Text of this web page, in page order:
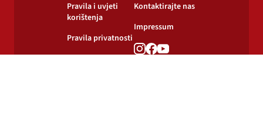
Pravila i uvjeti
korištenja
Pravila privatnosti
Kontaktirajte nas
Impressum